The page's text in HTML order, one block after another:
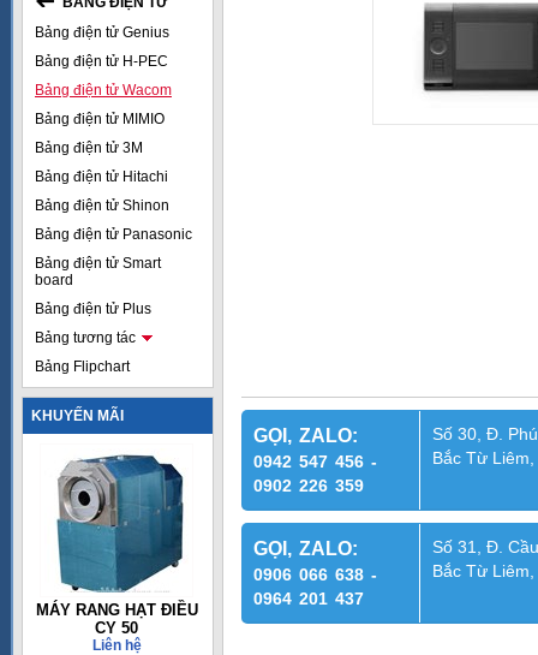
Bảng điện tử Genius
Bảng điện tử H-PEC
Bảng điện tử Wacom
Bảng điện tử MIMIO
Bảng điện tử 3M
Bảng điện tử Hitachi
Bảng điện tử Shinon
Bảng điện tử Panasonic
Bảng điện tử Smart
board
Bảng điện tử Plus
Bảng tương tác
Bảng Flipchart
KHUYẾN MÃI
MÁY RANG HẠT ĐIỀU
CY 50
Liên hệ
GỌI, ZALO:
0942 547 456 -
0902 226 359
Số 30, Đ.
Bắc Từ
GỌI, ZALO:
0906 066 638 -
0964 201 437
Số 31, Đ.
Bắc Từ